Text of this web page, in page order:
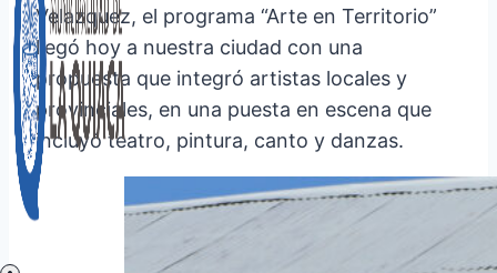
Velazquez, el programa “Arte en Territorio”
llegó hoy a nuestra ciudad con una
propuesta que integró artistas locales y
provinciales, en una puesta en escena que
incluyó teatro, pintura, canto y danzas.